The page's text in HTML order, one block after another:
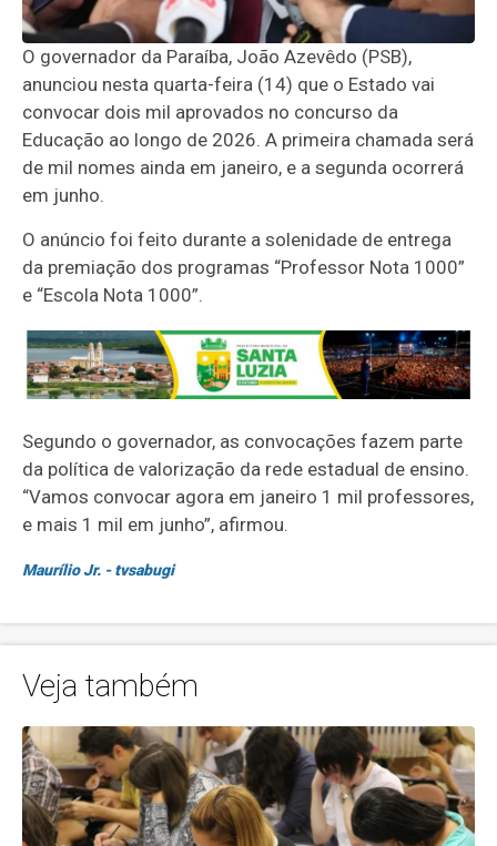
O governador da Paraíba, João Azevêdo (PSB),
anunciou nesta quarta-feira (14) que o Estado vai
convocar dois mil aprovados no concurso da
Educação ao longo de 2026. A primeira chamada será
de mil nomes ainda em janeiro, e a segunda ocorrerá
em junho.
O anúncio foi feito durante a solenidade de entrega
da premiação dos programas “Professor Nota 1000”
e “Escola Nota 1000”.
Segundo o governador, as convocações fazem parte
da política de valorização da rede estadual de ensino.
“Vamos convocar agora em janeiro 1 mil professores,
e mais 1 mil em junho”, afirmou.
Maurílio Jr. - tvsabugi
Veja também